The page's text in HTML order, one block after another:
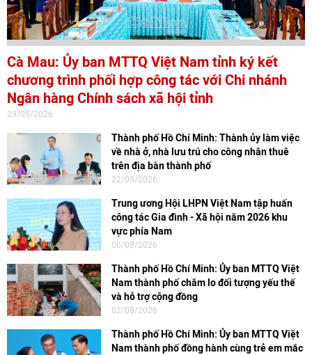
Cà Mau: Ủy ban MTTQ Việt Nam tỉnh ký kết
chương trình phối hợp công tác với Chi nhánh
Ngân hàng Chính sách xã hội tỉnh
29/05/2026
Thành phố Hồ Chí Minh: Thành ủy làm việc
về nhà ở, nhà lưu trú cho công nhân thuê
trên địa bàn thành phố
22/05/2026
Trung ương Hội LHPN Việt Nam tập huấn
công tác Gia đình - Xã hội năm 2026 khu
vực phía Nam
06/08/2026
Thành phố Hồ Chí Minh: Ủy ban MTTQ Việt
Nam thành phố chăm lo đối tượng yếu thế
và hỗ trợ cộng đồng
02/08/2026
Thành phố Hồ Chí Minh: Ủy ban MTTQ Việt
Nam thành phố đồng hành cùng trẻ em mắc